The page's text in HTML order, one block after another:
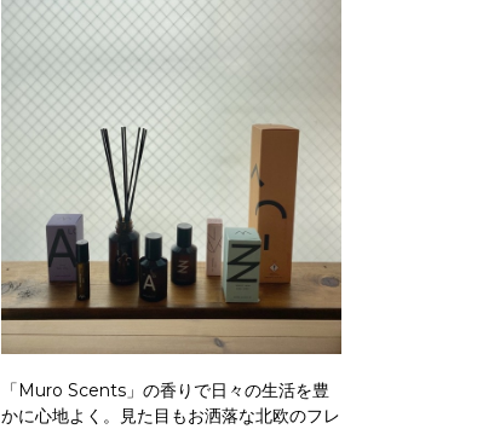
「Muro Scents」の香りで日々の生活を豊
かに心地よく。見た目もお洒落な北欧のフレ